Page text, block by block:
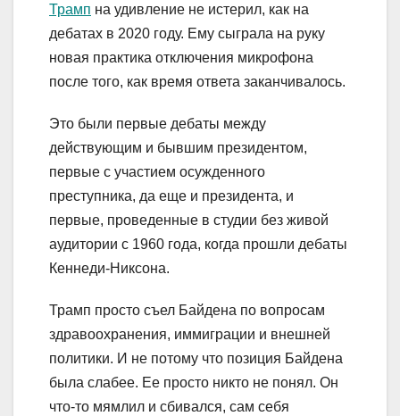
Трамп на удивление не истерил, как на
дебатах в 2020 году. Ему сыграла на руку
новая практика отключения микрофона
после того, как время ответа заканчивалось.
Это были первые дебаты между
действующим и бывшим президентом,
первые с участием осужденного
преступника, да еще и президента, и
первые, проведенные в студии без живой
аудитории с 1960 года, когда прошли дебаты
Кеннеди-Никсона.
Трамп просто съел Байдена по вопросам
здравоохранения, иммиграции и внешней
политики. И не потому что позиция Байдена
была слабее. Ее просто никто не понял. Он
что-то мямлил и сбивался, сам себя